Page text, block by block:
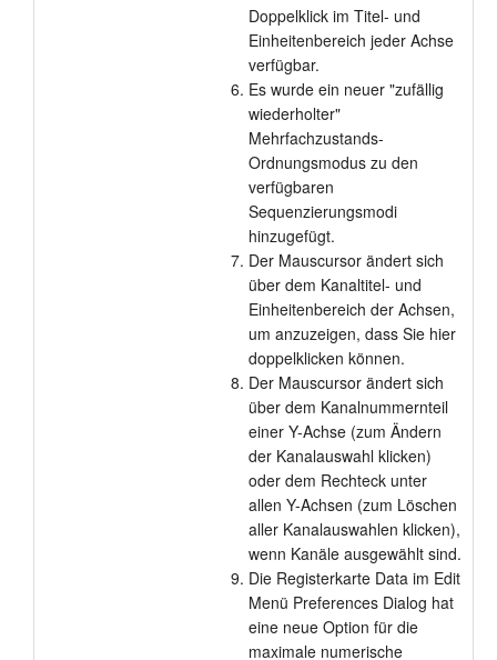
Doppelklick im Titel- und
Einheitenbereich jeder Achse
verfügbar.
Es wurde ein neuer "zufällig
wiederholter"
Mehrfachzustands-
Ordnungsmodus zu den
verfügbaren
Sequenzierungsmodi
hinzugefügt.
Der Mauscursor ändert sich
über dem Kanaltitel- und
Einheitenbereich der Achsen,
um anzuzeigen, dass Sie hier
doppelklicken können.
Der Mauscursor ändert sich
über dem Kanalnummernteil
einer Y-Achse (zum Ändern
der Kanalauswahl klicken)
oder dem Rechteck unter
allen Y-Achsen (zum Löschen
aller Kanalauswahlen klicken),
wenn Kanäle ausgewählt sind.
Die Registerkarte Data im Edit
Menü Preferences Dialog hat
eine neue Option für die
maximale numerische